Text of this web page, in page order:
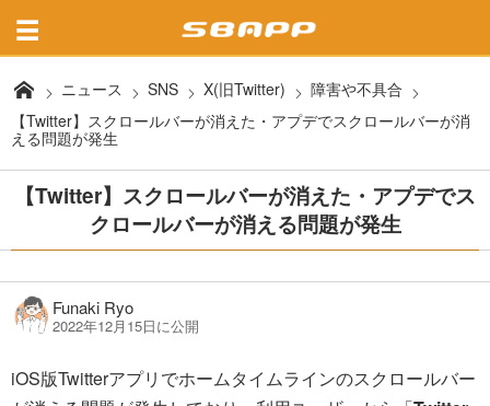
ニュース SNS X(旧Twitter)
障害や不具合
【Twitter】スクロールバーが消えた・アプデでスクロールバーが消
える問題が発生
【Twitter】スクロールバーが消えた・アプデでス
クロールバーが消える問題が発生
Funaki Ryo
2022年12月15日に公開
iOS版Twitterアプリでホームタイムラインのスクロールバー